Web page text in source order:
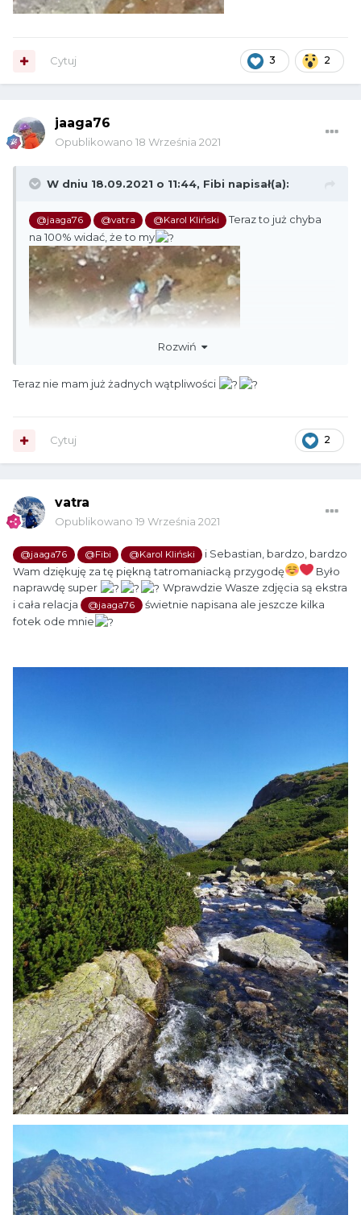
3 2
Cytuj
jaaga76
Opublikowano 18 Września 2021
W dniu 18.09.2021 o 11:44, Fibi napisał(a):
@jaaga76 @vatra @Karol Kliński
Teraz to już chyba
na 100% widać, że to my
Rozwiń
Teraz nie mam już żadnych wątpliwości
2
Cytuj
vatra
Opublikowano 19 Września 2021
@jaaga76 @Fibi @Karol Kliński
i Sebastian, bardzo, bardzo
Wam dziękuję za tę piękną tatromaniacką przygodę
Było
naprawdę super
Wprawdzie Wasze zdjęcia są ekstra
i cała relacja
@jaaga76
świetnie napisana ale jeszcze kilka
fotek ode mnie